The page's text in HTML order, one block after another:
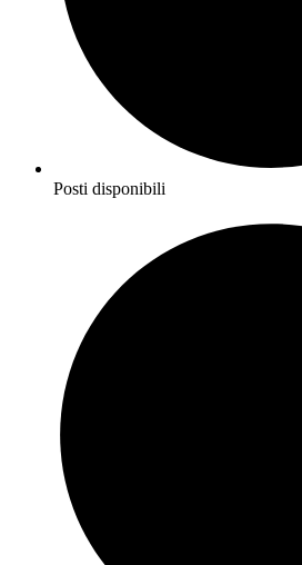
Posti disponibili